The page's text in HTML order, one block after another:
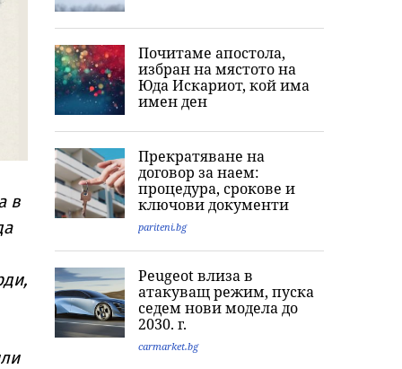
в
Почитаме апостола,
избран на мястото на
Юда Искариот, кой има
имен ден
Прекратяване на
договор за наем:
процедура, срокове и
ключови документи
pariteni.bg
Peugeot влиза в
атакуващ режим, пуска
седем нови модела до
2030. г.
carmarket.bg